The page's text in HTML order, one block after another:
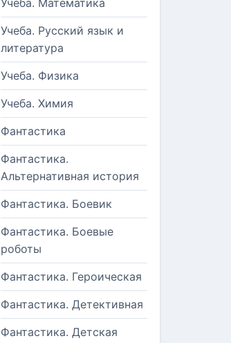
Учеба. Математика
Учеба. Русский язык и
литература
Учеба. Физика
Учеба. Химия
Фантастика
Фантастика.
Альтернативная история
Фантастика. Боевик
Фантастика. Боевые
роботы
Фантастика. Героическая
Фантастика. Детективная
Фантастика. Детская